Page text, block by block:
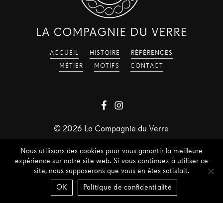
ACCUEIL HISTOIRE RÉFÉRENCES
MÉTIER MOTIFS CONTACT
© 2026 La Compagnie du Verre
Nous utilisons des cookies pour vous garantir la meilleure
expérience sur notre site web. Si vous continuez à utiliser ce
site, nous supposerons que vous en êtes satisfait.
OK Politique de confidentialité